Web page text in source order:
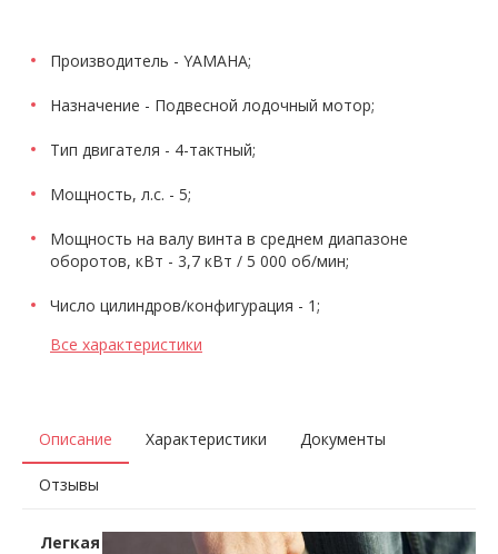
Производитель - YAMAHA;
Назначение - Подвесной лодочный мотор;
Тип двигателя - 4-тактный;
Мощность, л.с. - 5;
Мощность на валу винта в среднем диапазоне
оборотов, кВт - 3,7 кВт / 5 000 об/мин;
Число цилиндров/конфигурация - 1;
Все характеристики
Описание Характеристики Документы
Отзывы
Легкая